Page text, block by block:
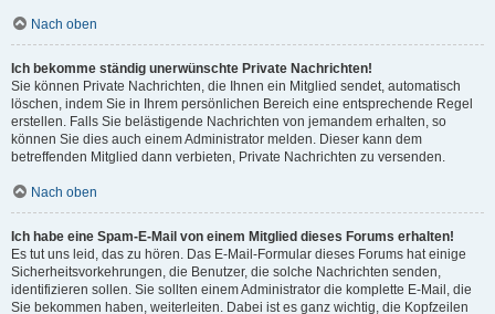
Nach oben
Ich bekomme ständig unerwünschte Private Nachrichten!
Sie können Private Nachrichten, die Ihnen ein Mitglied sendet, automatisch
löschen, indem Sie in Ihrem persönlichen Bereich eine entsprechende Regel
erstellen. Falls Sie belästigende Nachrichten von jemandem erhalten, so
können Sie dies auch einem Administrator melden. Dieser kann dem
betreffenden Mitglied dann verbieten, Private Nachrichten zu versenden.
Nach oben
Ich habe eine Spam-E-Mail von einem Mitglied dieses Forums erhalten!
Es tut uns leid, das zu hören. Das E-Mail-Formular dieses Forums hat einige
Sicherheitsvorkehrungen, die Benutzer, die solche Nachrichten senden,
identifizieren sollen. Sie sollten einem Administrator die komplette E-Mail, die
Sie bekommen haben, weiterleiten. Dabei ist es ganz wichtig, die Kopfzeilen